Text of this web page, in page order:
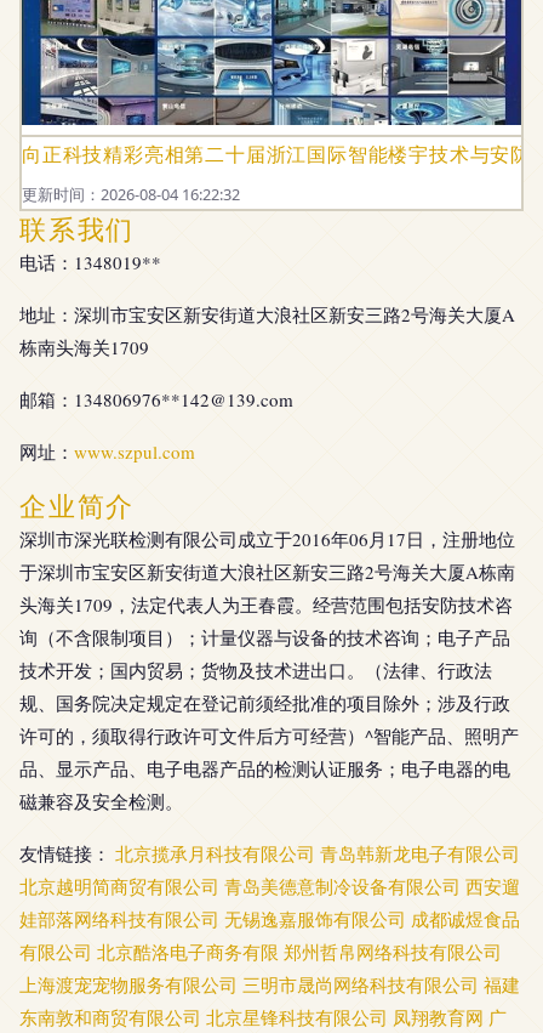
向正科技精彩亮相第二十届浙江国际智能楼宇技术与安
更新时间：2026-08-04 16:22:32
联系我们
电话：1348019**
地址：深圳市宝安区新安街道大浪社区新安三路2号海关大厦A
栋南头海关1709
邮箱：134806976**142@139.com
网址： www.szpul.com
企业简介
深圳市深光联检测有限公司成立于2016年06月17日，注册地位
于深圳市宝安区新安街道大浪社区新安三路2号海关大厦A栋南
头海关1709，法定代表人为王春霞。经营范围包括安防技术咨
询（不含限制项目）；计量仪器与设备的技术咨询；电子产品
技术开发；国内贸易；货物及技术进出口。（法律、行政法
规、国务院决定规定在登记前须经批准的项目除外；涉及行政
许可的，须取得行政许可文件后方可经营）^智能产品、照明产
品、显示产品、电子电器产品的检测认证服务；电子电器的电
磁兼容及安全检测。
友情链接： 北京揽承月科技有限公司 青岛韩新龙电子有限公司
北京越明简商贸有限公司 青岛美德意制冷设备有限公司 西安遛
娃部落网络科技有限公司 无锡逸嘉服饰有限公司 成都诚煜食品
有限公司 北京酷洛电子商务有限 郑州哲帛网络科技有限公司
上海渡宠宠物服务有限公司 三明市晟尚网络科技有限公司 福建
东南敦和商贸有限公司 北京星锋科技有限公司 凤翔教育网 广